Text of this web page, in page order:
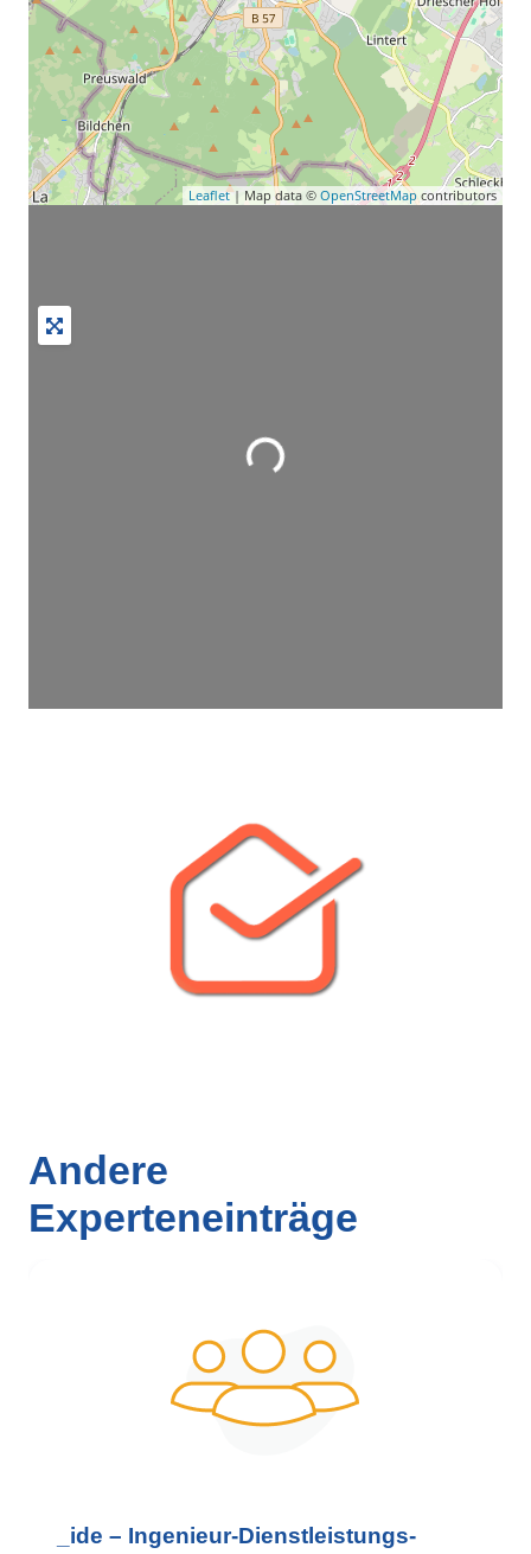
Leaflet| Map data © OpenStreetMapcontributors
Wird geladen …
Andere
Experteneinträge
_ide – Ingenieur-Dienstleistungs-